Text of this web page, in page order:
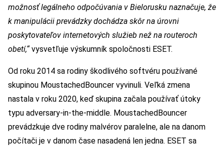
možnosť legálneho odpočúvania v Bielorusku naznačuje, že
k manipulácii prevádzky dochádza skôr na úrovni
poskytovateľov internetových služieb než na routeroch
obetí,“ vysvetľuje výskumník spoločnosti ESET.
Od roku 2014 sa rodiny škodlivého softvéru používané
skupinou MoustachedBouncer vyvinuli. Veľká zmena
nastala v roku 2020, keď skupina začala používať útoky
typu adversary-in-the-middle. MoustachedBouncer
prevádzkuje dve rodiny malvérov paralelne, ale na danom
počítači je v danom čase nasadená len jedna. ESET sa